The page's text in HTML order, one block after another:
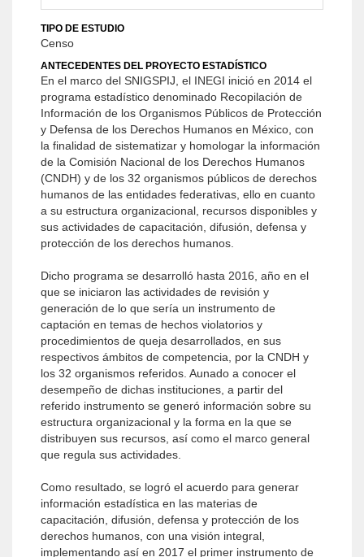
TIPO DE ESTUDIO
Censo
ANTECEDENTES DEL PROYECTO ESTADÍSTICO
En el marco del SNIGSPIJ, el INEGI inició en 2014 el
programa estadístico denominado Recopilación de
Información de los Organismos Públicos de Protección
y Defensa de los Derechos Humanos en México, con
la finalidad de sistematizar y homologar la información
de la Comisión Nacional de los Derechos Humanos
(CNDH) y de los 32 organismos públicos de derechos
humanos de las entidades federativas, ello en cuanto
a su estructura organizacional, recursos disponibles y
sus actividades de capacitación, difusión, defensa y
protección de los derechos humanos.
Dicho programa se desarrolló hasta 2016, año en el
que se iniciaron las actividades de revisión y
generación de lo que sería un instrumento de
captación en temas de hechos violatorios y
procedimientos de queja desarrollados, en sus
respectivos ámbitos de competencia, por la CNDH y
los 32 organismos referidos. Aunado a conocer el
desempeño de dichas instituciones, a partir del
referido instrumento se generó información sobre su
estructura organizacional y la forma en la que se
distribuyen sus recursos, así como el marco general
que regula sus actividades.
Como resultado, se logró el acuerdo para generar
información estadística en las materias de
capacitación, difusión, defensa y protección de los
derechos humanos, con una visión integral,
implementando así en 2017 el primer instrumento de